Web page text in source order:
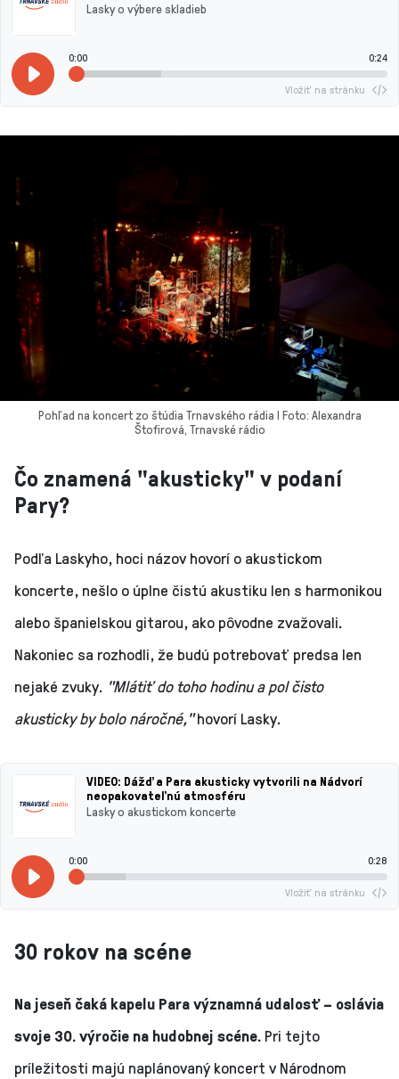
Lasky o výbere skladieb
0:00 0:24
Vložiť na stránku
Pohľad na koncert zo štúdia Trnavského rádia I Foto: Alexandra
Štofirová, Trnavské rádio
Čo znamená "akusticky" v podaní
Pary?
Podľa Laskyho, hoci názov hovorí o akustickom
koncerte, nešlo o úplne čistú akustiku len s harmonikou
alebo španielskou gitarou, ako pôvodne zvažovali.
Nakoniec sa rozhodli, že budú potrebovať predsa len
nejaké zvuky. "Mlátiť do toho hodinu a pol čisto
akusticky by bolo náročné,"hovorí Lasky.
VIDEO: Dážď a Para akusticky vytvorili na Nádvorí
neopakovateľnú atmosféru
Lasky o akustickom koncerte
0:00 0:28
Vložiť na stránku
30 rokov na scéne
Na jeseň čaká kapelu Para významná udalosť – oslávia
svoje 30. výročie na hudobnej scéne. Pri tejto
príležitosti majú naplánovaný koncert v Národnom